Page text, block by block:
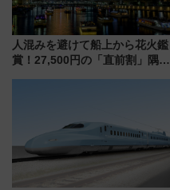
人混みを避けて船上から花火鑑
賞！27,500円の「直前割」隅田